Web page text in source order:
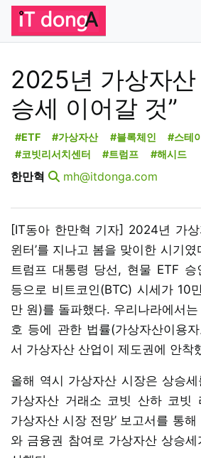
2025년 가상자산
승세 이어갈 것”
#ETF #가상자산 #블록체인 #스테
#코빗리서치센터
#트럼프 #해시드
한만혁 mh@itdonga.com
[IT동아 한만혁 기자] 2024년 가상
윈터’를 지나고 봄을 맞이한 시기
트럼프 대통령 당선, 현물 ETF 승
등으로 비트코인(BTC) 시세가 10
만 원)를 돌파했다. 우리나라에서는
호 등에 관한 법률(가상자산이용자
서 가상자산 산업이 제도권에 안착
올해 역시 가상자산 시장은 상승
가상자산 거래소 코빗 산하 코빗
가상자산 시장 전망’ 보고서를 통
와 금융권 참여로 가상자산 상승